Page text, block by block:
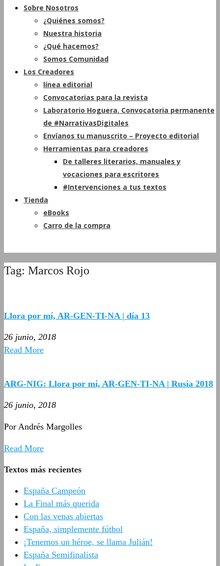
Sobre Nosotros
¿Quiénes somos?
Nuestra historia
¿Qué hacemos?
Somos Comunidad
Los Creadores
línea editorial
Convocatorias para la revista
Laboratorio Hoguera. Convocatoria permanente
de #NarrativasDigitales
Envíanos tu manuscrito – Proyecto editorial
Herramientas para creadores
De talleres literarios, manuales y
vocaciones para escritores
#Intervenciones a tus textos
Tienda
eBooks
Carro de la compra
Tag: Marcos Rojo
Llora por mí, AR-GEN-TI-NA | día 13
26 junio, 2018
Read More
ARG-NIG: Llora por mí, AR-GEN-TI-NA | Rusia 2018
26 junio, 2018
Por Andrés Margolles
Read More
Textos más recientes
España Campeón
La Final más querida
Con las venas abiertas
España, simplemente fútbol
¡Tenemos un héroe, se llama Julián!
España Semifinalista